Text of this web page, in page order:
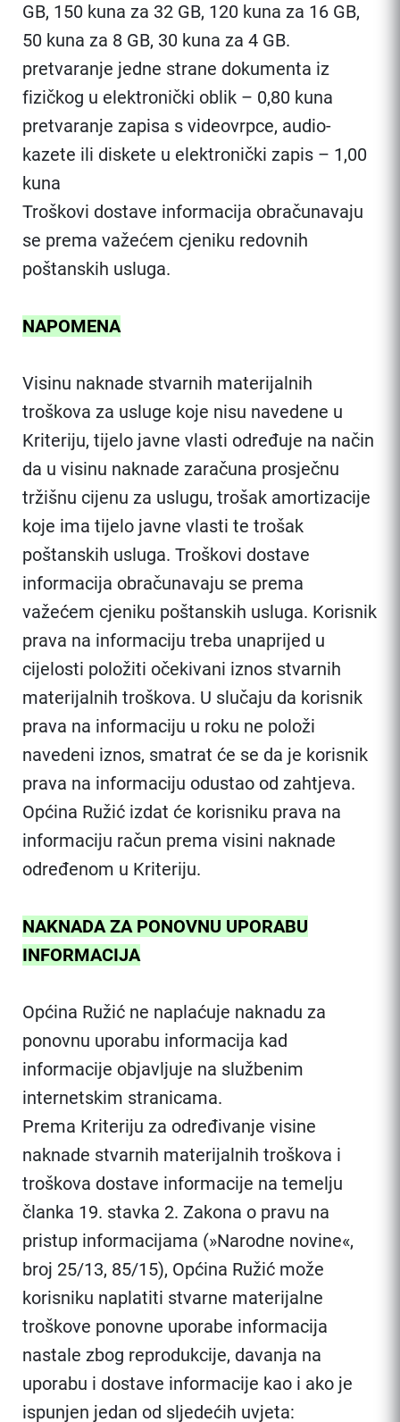
GB, 150 kuna za 32 GB, 120 kuna za 16 GB,
50 kuna za 8 GB, 30 kuna za 4 GB.
pretvaranje jedne strane dokumenta iz
fizičkog u elektronički oblik – 0,80 kuna
pretvaranje zapisa s videovrpce, audio-
kazete ili diskete u elektronički zapis – 1,00
kuna
Troškovi dostave informacija obračunavaju
se prema važećem cjeniku redovnih
poštanskih usluga.
NAPOMENA
Visinu naknade stvarnih materijalnih
troškova za usluge koje nisu navedene u
Kriteriju, tijelo javne vlasti određuje na način
da u visinu naknade zaračuna prosječnu
tržišnu cijenu za uslugu, trošak amortizacije
koje ima tijelo javne vlasti te trošak
poštanskih usluga. Troškovi dostave
informacija obračunavaju se prema
važećem cjeniku poštanskih usluga. Korisnik
prava na informaciju treba unaprijed u
cijelosti položiti očekivani iznos stvarnih
materijalnih troškova. U slučaju da korisnik
prava na informaciju u roku ne položi
navedeni iznos, smatrat će se da je korisnik
prava na informaciju odustao od zahtjeva.
Općina Ružić izdat će korisniku prava na
informaciju račun prema visini naknade
određenom u Kriteriju.
NAKNADA ZA PONOVNU UPORABU
INFORMACIJA
Općina Ružić ne naplaćuje naknadu za
ponovnu uporabu informacija kad
informacije objavljuje na službenim
internetskim stranicama.
Prema Kriteriju za određivanje visine
naknade stvarnih materijalnih troškova i
troškova dostave informacije na temelju
članka 19. stavka 2. Zakona o pravu na
pristup informacijama (»Narodne novine«,
broj 25/13, 85/15), Općina Ružić može
korisniku naplatiti stvarne materijalne
troškove ponovne uporabe informacija
nastale zbog reprodukcije, davanja na
uporabu i dostave informacije kao i ako je
ispunjen jedan od sljedećih uvjeta: